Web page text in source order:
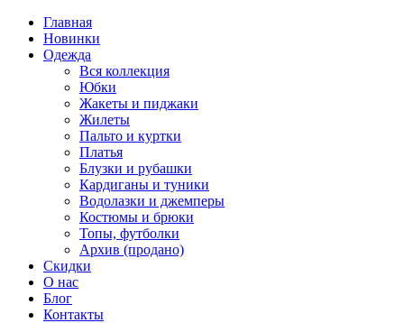
Главная
Новинки
Одежда
Вся коллекция
Юбки
Жакеты и пиджаки
Жилеты
Пальто и куртки
Платья
Блузки и рубашки
Кардиганы и туники
Водолазки и джемперы
Костюмы и брюки
Топы, футболки
Архив (продано)
Скидки
О нас
Блог
Контакты